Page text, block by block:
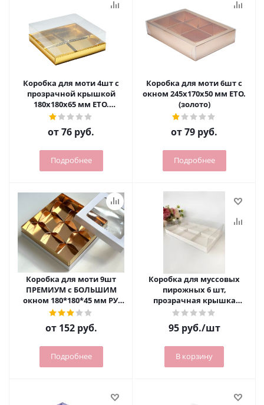
Коробка для моти 4шт с
прозрачной крышкой
180х180х65 мм ETO.
(золото)
от76 руб.
Подробнее
Коробка для моти 6шт с
окном 245х170х50 мм ETO.
(золото)
от79 руб.
Подробнее
Коробка для моти 9шт
ПРЕМИУМ с БОЛЬШИМ
окном 180*180*45 мм РУ.
(белая/золото)
от 152 руб.
Подробнее
Коробка для муссовых
пирожных 6 шт,
прозрачная крышка
265х180х60 мм, белая
95руб./шт
В корзину